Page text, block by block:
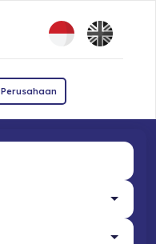
Perusahaan